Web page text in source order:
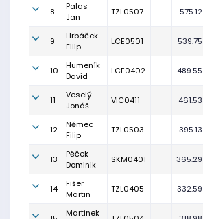
8
Palas
Jan
TZL0507 575.12
9
Hrbáček
Filip
LCE0501 539.75
10
Humeník
David
LCE0402 489.55
11
Veselý
Jonáš
VIC0411 461.53
12
Němec
Filip
TZL0503 395.13
13
Pěček
Dominik
SKM0401 365.29
14
Fišer
Martin
TZL0405 332.59
Martinek